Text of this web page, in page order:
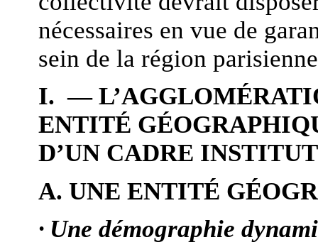
nécessaires en vue de
sein de la région
I. —
ENTITÉ
D’UN CADRE
A. UNE ENTITÉ
· Une démographie